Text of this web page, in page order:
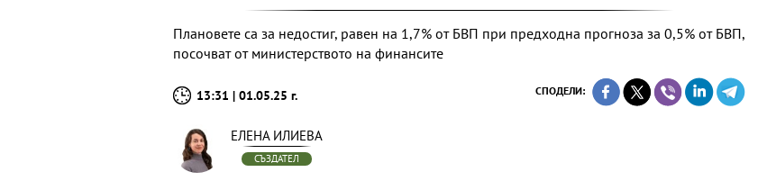
Плановете са за недостиг, равен на 1,7% от БВП при предходна прогноза за 0,5% от БВП,
посочват от министерството на финансите
13:31 | 01.05.25 г. СПОДЕЛИ:
ЕЛЕНА ИЛИЕВА
СЪЗДАТЕЛ